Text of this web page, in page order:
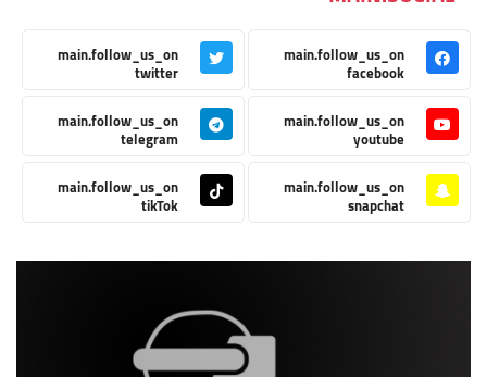
main.follow_us_on
facebook
main.follow_us_on
twitter
main.follow_us_on
youtube
main.follow_us_on
telegram
main.follow_us_on
snapchat
main.follow_us_on
tikTok